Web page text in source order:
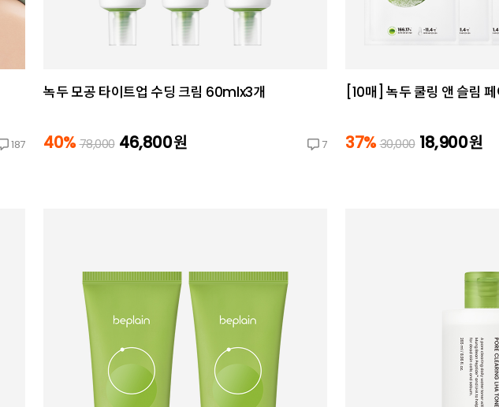
187
녹두 모공 타이트업 수딩 크림 60mlx3개
40% 78,000 46,800원 7
[10매] 녹두 쿨링 앤 슬림
37% 30,000 18,900원